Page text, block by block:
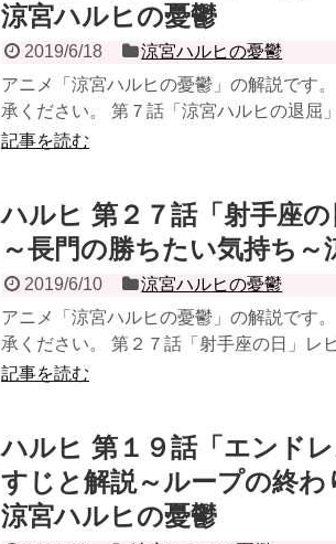
涼宮ハルヒの憂鬱
2019/6/18
涼宮ハルヒの憂鬱
アニメ「涼宮ハルヒの憂鬱」の解説です
承ください。 第７話「涼宮ハルヒの退屈
記事を読む
ハルヒ 第２７話「射手座
～長門の勝ちたい気持ち
2019/6/10
涼宮ハルヒの憂鬱
アニメ「涼宮ハルヒの憂鬱」の解説です
承ください。 第２７話「射手座の日」レ
記事を読む
ハルヒ 第１９話「エンド
すじと解説～ループの終わ
涼宮ハルヒの憂鬱